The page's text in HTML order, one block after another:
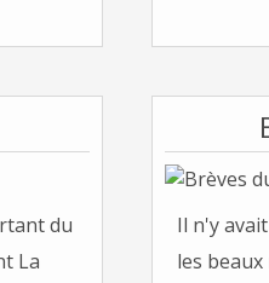
du
La
Il n'y avait
les